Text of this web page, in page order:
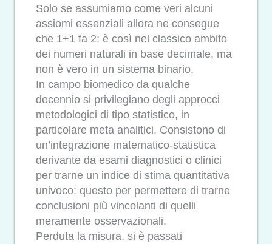
Solo se assumiamo come veri alcuni
assiomi essenziali allora ne consegue
che 1+1 fa 2: è così nel classico ambito
dei numeri naturali in base decimale, ma
non è vero in un sistema binario.
In campo biomedico da qualche
decennio si privilegiano degli approcci
metodologici di tipo statistico, in
particolare meta analitici. Consistono di
un’integrazione matematico-statistica
derivante da esami diagnostici o clinici
per trarne un indice di stima quantitativa
univoco: questo per permettere di trarne
conclusioni più vincolanti di quelli
meramente osservazionali.
Perduta la misura, si è passati